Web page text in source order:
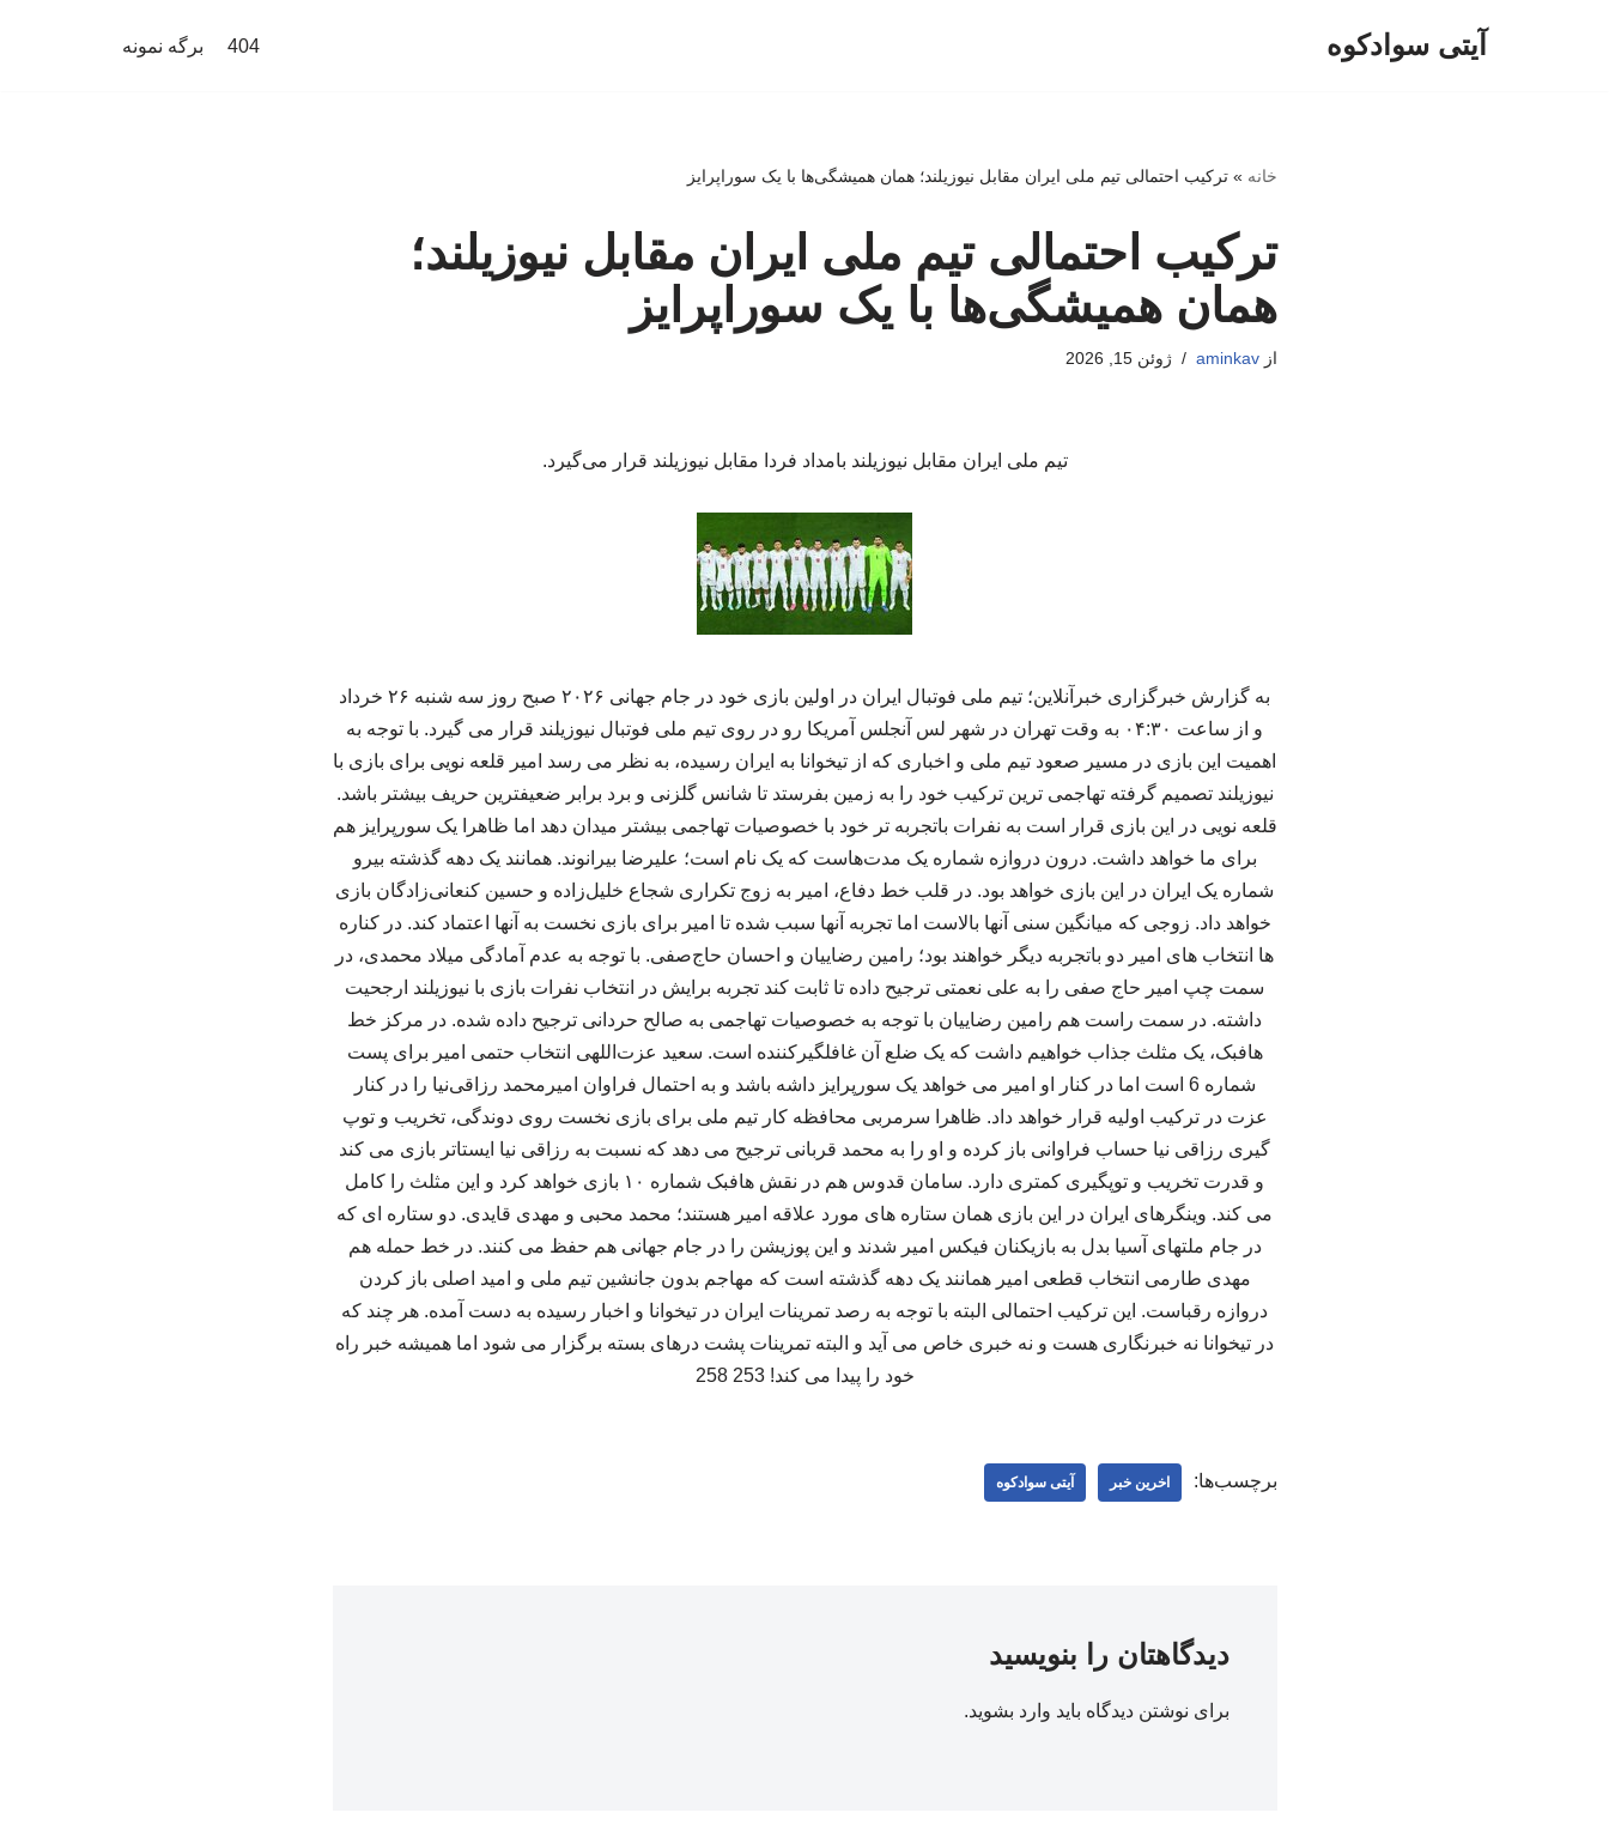
آیتی سوادکوه 404 برگه نمونه
خانه »ترکیب احتمالی تیم ملی ایران مقابل نیوزیلند؛ همان همیشگی‌ها با یک سوراپرایز
ترکیب احتمالی تیم ملی ایران مقابل نیوزیلند؛
همان همیشگی‌ها با یک سوراپرایز
ازaminkav ژوئن 15, 2026
تیم ملی ایران مقابل نیوزیلند بامداد فردا مقابل نیوزیلند قرار می‌گیرد.
به گزارش خبرگزاری خبرآنلاین؛ تیم ملی فوتبال ایران در اولین بازی خود در جام جهانی ۲۰۲۶ صبح روز سه شنبه ۲۶ خرداد
و از ساعت ۰۴:۳۰ به وقت تهران در شهر لس آنجلس آمریکا رو در روی تیم ملی فوتبال نیوزیلند قرار می گیرد. با توجه به
اهمیت این بازی در مسیر صعود تیم ملی و اخباری که از تیخوانا به ایران رسیده، به نظر می رسد امیر قلعه نویی برای بازی با
نیوزیلند تصمیم گرفته تهاجمی ترین ترکیب خود را به زمین بفرستد تا شانس گلزنی و برد برابر ضعیفترین حریف بیشتر باشد.
قلعه نویی در این بازی قرار است به نفرات باتجربه تر خود با خصوصیات تهاجمی بیشتر میدان دهد اما ظاهرا یک سورپرایز هم
برای ما خواهد داشت. درون دروازه شماره یک مدت‌هاست که یک نام است؛ علیرضا بیرانوند. همانند یک دهه گذشته بیرو
شماره یک ایران در این بازی خواهد بود. در قلب خط دفاع، امیر به زوج تکراری شجاع خلیل‌زاده و حسین کنعانی‌زادگان بازی
خواهد داد. زوجی که میانگین سنی آنها بالاست اما تجربه آنها سبب شده تا امیر برای بازی نخست به آنها اعتماد کند. در کناره
ها انتخاب های امیر دو باتجربه دیگر خواهند بود؛ رامین رضاییان و احسان حاج‌صفی. با توجه به عدم آمادگی میلاد محمدی، در
سمت چپ امیر حاج صفی را به علی نعمتی ترجیح داده تا ثابت کند تجربه برایش در انتخاب نفرات بازی با نیوزیلند ارجحیت
داشته. در سمت راست هم رامین رضاییان با توجه به خصوصیات تهاجمی به صالح حردانی ترجیح داده شده. در مرکز خط
هافبک، یک مثلث جذاب خواهیم داشت که یک ضلع آن غافلگیرکننده است. سعید عزت‌اللهی انتخاب حتمی امیر برای پست
شماره 6 است اما در کنار او امیر می خواهد یک سورپرایز داشه باشد و به احتمال فراوان امیرمحمد رزاقی‌نیا را در کنار
عزت در ترکیب اولیه قرار خواهد داد. ظاهرا سرمربی محافظه کار تیم ملی برای بازی نخست روی دوندگی، تخریب و توپ
گیری رزاقی نیا حساب فراوانی باز کرده و او را به محمد قربانی ترجیح می دهد که نسبت به رزاقی نیا ایستاتر بازی می کند
و قدرت تخریب و توپگیری کمتری دارد. سامان قدوس هم در نقش هافبک شماره ۱۰ بازی خواهد کرد و این مثلث را کامل
می کند. وینگرهای ایران در این بازی همان ستاره های مورد علاقه امیر هستند؛ محمد محبی و مهدی قایدی. دو ستاره ای که
در جام ملتهای آسیا بدل به بازیکنان فیکس امیر شدند و این پوزیشن را در جام جهانی هم حفظ می کنند. در خط حمله هم
مهدی طارمی انتخاب قطعی امیر همانند یک دهه گذشته است که مهاجم بدون جانشین تیم ملی و امید اصلی باز کردن
دروازه رقباست. این ترکیب احتمالی البته با توجه به رصد تمرینات ایران در تیخوانا و اخبار رسیده به دست آمده. هر چند که
در تیخوانا نه خبرنگاری هست و نه خبری خاص می آید و البته تمرینات پشت درهای بسته برگزار می شود اما همیشه خبر راه
خود را پیدا می کند! 253 258
برچسب‌ها: اخرین خبر آیتی سوادکوه
دیدگاهتان را بنویسید
برای نوشتن دیدگاه باید وارد بشوید.